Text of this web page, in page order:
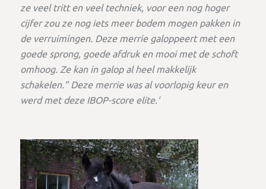
ze veel tritt en veel techniek, voor een nog hoger
cijfer zou ze nog iets meer bodem mogen pakken in
de verruimingen. Deze merrie galoppeert met een
goede sprong, goede afdruk en mooi met de schoft
omhoog. Ze kan in galop al heel makkelijk
schakelen.” Deze merrie was al voorlopig keur en
werd met deze IBOP-score elite.’